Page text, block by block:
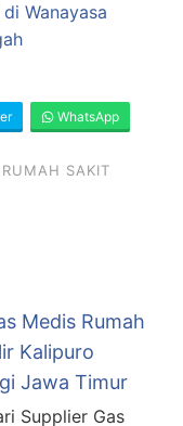
Wanayasa
WhatsApp
SAKIT
Medis Rumah
Kalipuro
Jawa Timur
Supplier Gas